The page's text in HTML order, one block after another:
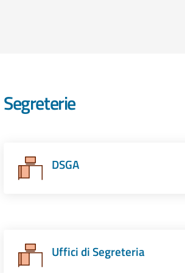
Segreterie
DSGA
Uffici di Segreteria